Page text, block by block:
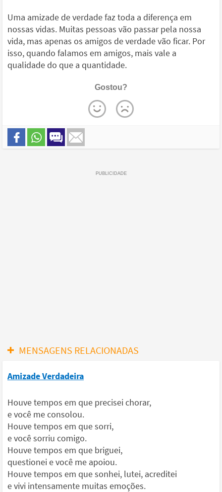
Uma amizade de verdade faz toda a diferença em
nossas vidas. Muitas pessoas vão passar pela nossa
vida, mas apenas os amigos de verdade vão ficar. Por
isso, quando falamos em amigos, mais vale a
qualidade do que a quantidade.
Gostou?
MENSAGENS RELACIONADAS
Amizade Verdadeira
Houve tempos em que precisei chorar,
e você me consolou.
Houve tempos em que sorri,
e você sorriu comigo.
Houve tempos em que briguei,
questionei e você me apoiou.
Houve tempos em que sonhei, lutei, acreditei
e vivi intensamente muitas emoções.